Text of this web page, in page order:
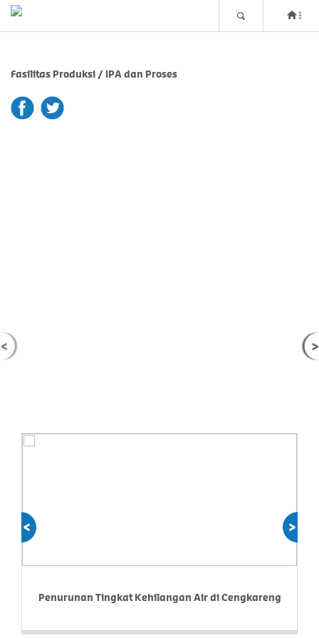
Fasilitas Produksi / IPA dan Proses
fb tw
Penurunan Tingkat Kehilangan Air di Cengkareng
prev next